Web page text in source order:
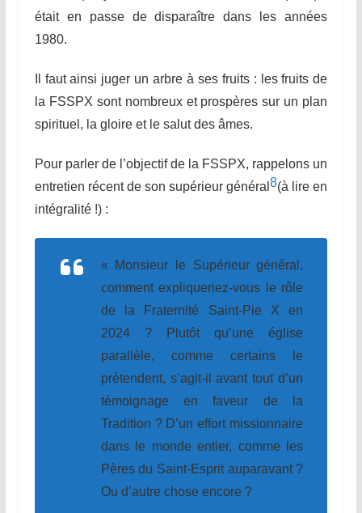
était en passe de disparaître dans les années
1980.
Il faut ainsi juger un arbre à ses fruits : les fruits de
la FSSPX sont nombreux et prospères sur un plan
spirituel, la gloire et le salut des âmes.
Pour parler de l’objectif de la FSSPX, rappelons un
entretien récent de son supérieur général8(à lire en
intégralité !) :
« Monsieur le Supérieur général,
comment expliqueriez-vous le rôle
de la Fraternité Saint-Pie X en
2024 ? Plutôt qu’une église
parallèle, comme certains le
prétendent, s’agit-il avant tout d’un
témoignage en faveur de la
Tradition ? D’un effort missionnaire
dans le monde entier, comme les
Pères du Saint-Esprit auparavant ?
Ou d’autre chose encore ?